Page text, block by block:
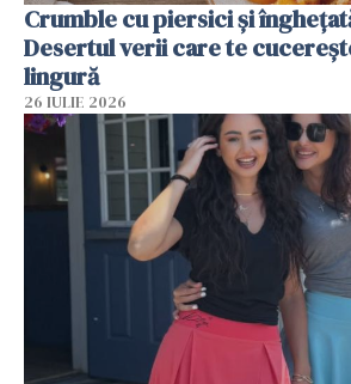
Crumble cu piersici și
Desertul verii care te
lingură
26 IULIE 2026